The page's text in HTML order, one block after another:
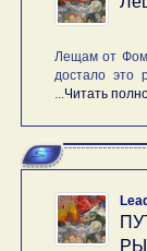
Лещам от
достало это
Читать